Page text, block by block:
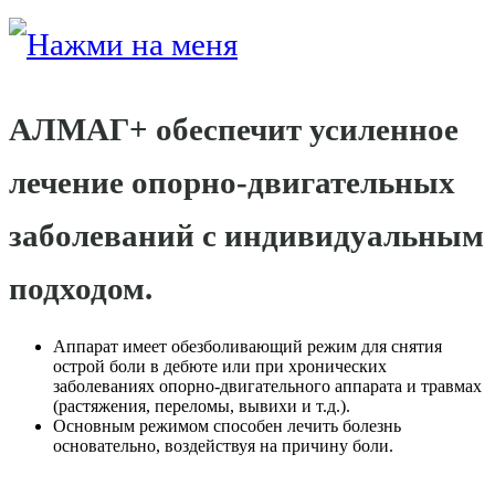
АЛМАГ+ обеспечит усиленное
лечение опорно-двигательных
заболеваний с индивидуальным
подходом.
Аппарат имеет обезболивающий режим для снятия
острой боли в дебюте или при хронических
заболеваниях опорно-двигательного аппарата и травмах
(растяжения, переломы, вывихи и т.д.).
Основным режимом способен лечить болезнь
основательно, воздействуя на причину боли.